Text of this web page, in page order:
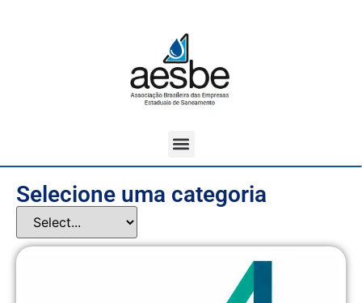
Selecione uma categoria